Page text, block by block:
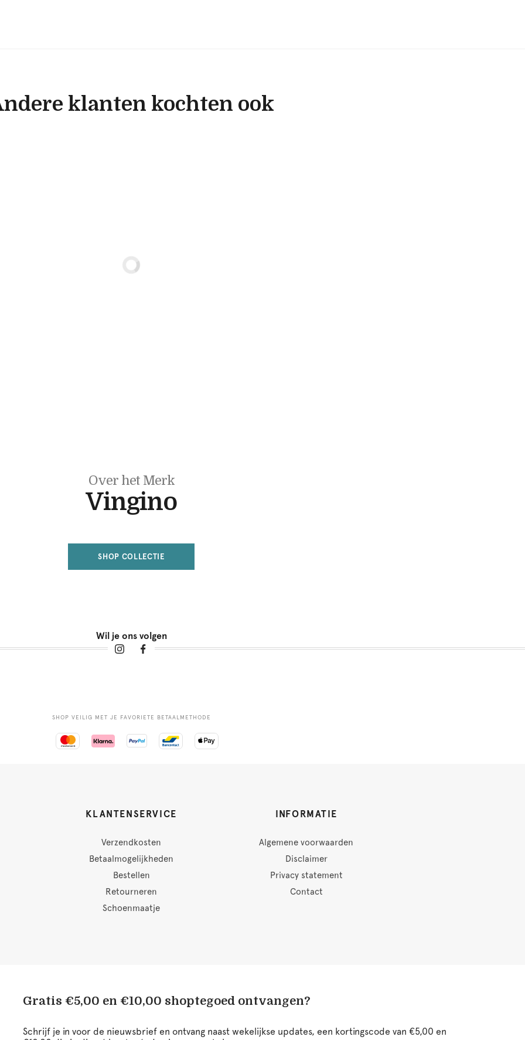
klanten kochten ook
Over het Merk
Vingino
SHOP COLLECTIE
Wil je ons volgen
SHOP VEILIG MET JE FAVORIETE BETAALMETHODE
KLANTENSERVICE
Verzendkosten
Betaalmogelijkheden
Bestellen
Retourneren
Schoenmaatje
INFORMATIE
Algemene voorwaarden
Disclaimer
Privacy statement
Contact
Gratis €5,00 en €10,00 shoptegoed ontvangen?
Schrijf je in voor de nieuwsbrief en ontvang naast wekelijkse updates, een kortingscode van €5,00 en